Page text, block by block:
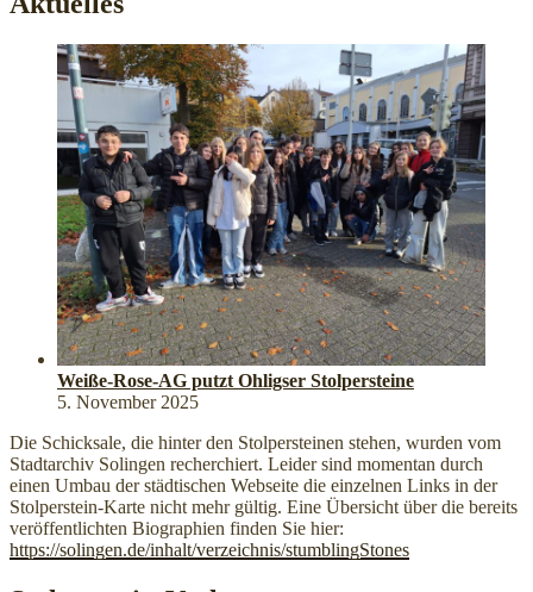
Weiße-Rose-AG putzt Ohligser Stolpersteine
5. November 2025
Die Schicksale, die hinter den Stolpersteinen stehen, wurden vom
Stadtarchiv Solingen recherchiert. Leider sind momentan durch
einen Umbau der städtischen Webseite die einzelnen Links in der
Stolperstein-Karte nicht mehr gültig. Eine Übersicht über die bereits
veröffentlichten Biographien finden Sie hier:
https://solingen.de/inhalt/verzeichnis/stumblingStones